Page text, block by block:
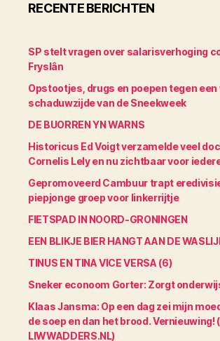
RECENTE BERICHTEN
SP stelt vragen over salarisverhoging
Fryslân
Opstootjes, drugs en poepen tegen een
schaduwzijde van de Sneekweek
DE BUORREN YN WARNS
Historicus Ed Voigt verzamelde veel
Cornelis Lely en nu zichtbaar voor
Gepromoveerd Cambuur trapt
piepjonge groep voor linkerrijtje
FIETSPAD IN NOORD-GRONINGEN
EEN BLIKJE BIER HANGT AAN DE
TINUS EN TINA VICE VERSA (6)
Sneker econoom Gorter: Zorgt
Klaas Jansma: Op een dag zei mijn
de soep en dan het brood. Vernieuwing!
LIWWADDERS.NL)